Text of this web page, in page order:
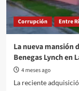
por
el
freno
obra
pública
y
caída
Corrupción Entre
La nueva mansión
Benegas Lynch en
4 meses ago
La reciente